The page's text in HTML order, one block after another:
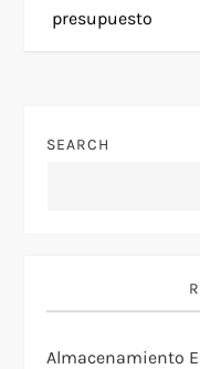
t
a
a
presupuesto
SEARCH
Almacenamiento